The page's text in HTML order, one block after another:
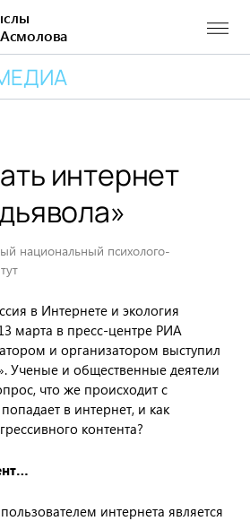
интернет
национальный психолого-
в Интернете и экология
марта в пресс-центре РИА
и организатором выступил
Ученые и общественные деятели
что же происходит с
в интернет, и как
контента?
интернета является